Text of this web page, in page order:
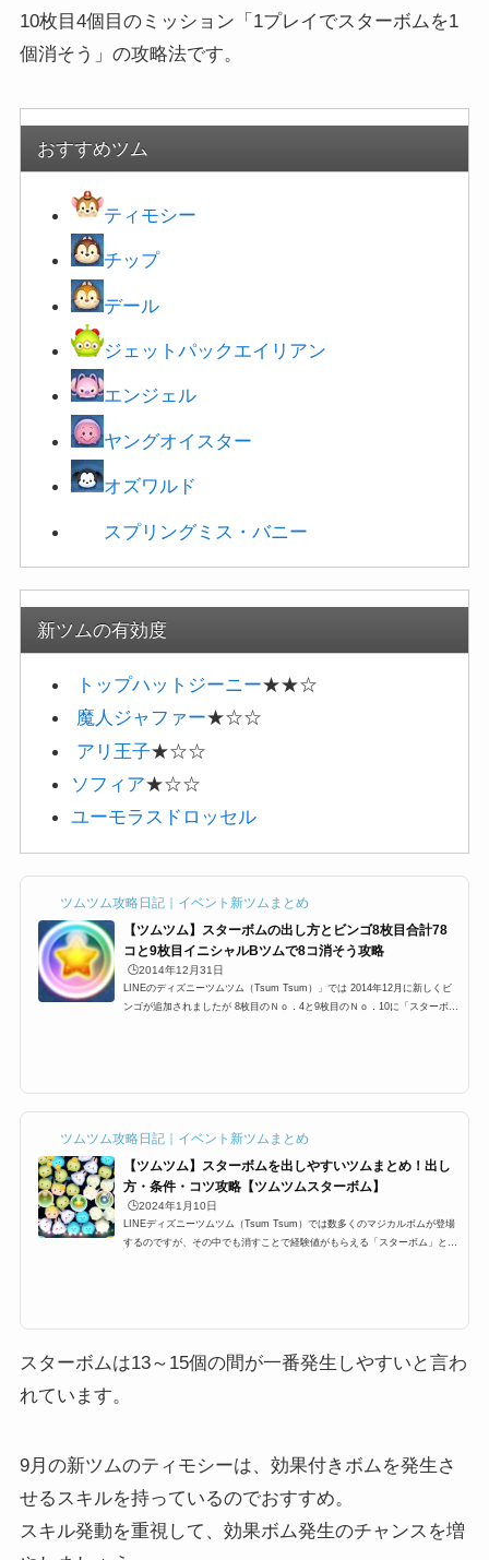
10枚目4個目のミッション「1プレイでスターボムを1
個消そう」の攻略法です。
おすすめツム
ティモシー
チップ
デール
ジェットパックエイリアン
エンジェル
ヤングオイスター
オズワルド
バニー
新ツムの有効度
トップハットジーニー
魔人ジャファー
アリ王子
ソフィア
ユーモラスドロッセル
ツムツム攻略日記｜イベント新ツムまとめ
【ツムツム】スターボムの出し方とビンゴ8枚目合計78
コと9枚目イニシャルBツムで8コ消そう攻略
🕒️2014年12月31日
LINEのディズニーツムツム（Tsum Tsum）」では 2014年12月に新しくビ
ターボムは周りのツムを巻き込んで消すっていう通常のボムの効果ももちろ
んなのですが、スターボムの場合は経験値が10ptも加算されますスターボム
の発生条件の個数は、11～18個...
ツムツム攻略日記｜イベント新ツムまとめ
【ツムツム】スターボムを出しやすいツムまとめ！出し
方・条件・コツ攻略【ツムツムスターボム】
🕒️2024年1月10日
LINEディズニーツムツム（Tsum Tsum）では数多くのマジカルボムが登場
すためのコツをまとめました。是非参考にしてみてください！スターボムが
出やすいツム一覧と出し方のコツそれでは、ツムツムにおけるスターボムの
出しやすいツム一覧や出し方...
スターボムは13～15個の間が一番発生しやすいと言わ
れています。
9月の新ツムのティモシーは、効果付きボムを発生さ
せるスキルを持っているのでおすすめ。
スキル発動を重視して、効果ボム発生のチャンスを増